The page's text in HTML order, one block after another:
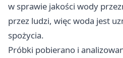
w sprawie jakości wody
przez ludzi, więc woda jest
spożycia.
Próbki pobierano i